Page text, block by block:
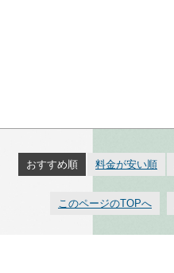
おすすめ順 料金が安い順
このページのTOPへ